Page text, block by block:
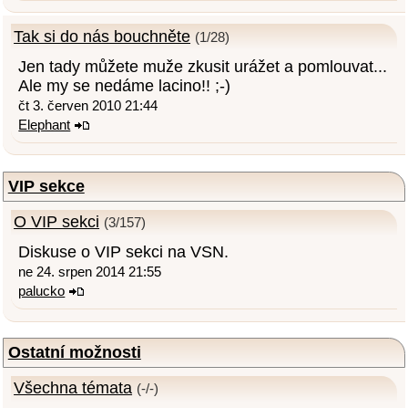
Tak si do nás bouchněte (1/28)
Jen tady můžete muže zkusit urážet a pomlouvat...
Ale my se nedáme lacino!! ;-)
čt 3. červen 2010 21:44
Elephant
VIP sekce
O VIP sekci (3/157)
Diskuse o VIP sekci na VSN.
ne 24. srpen 2014 21:55
palucko
Ostatní možnosti
Všechna témata (-/-)